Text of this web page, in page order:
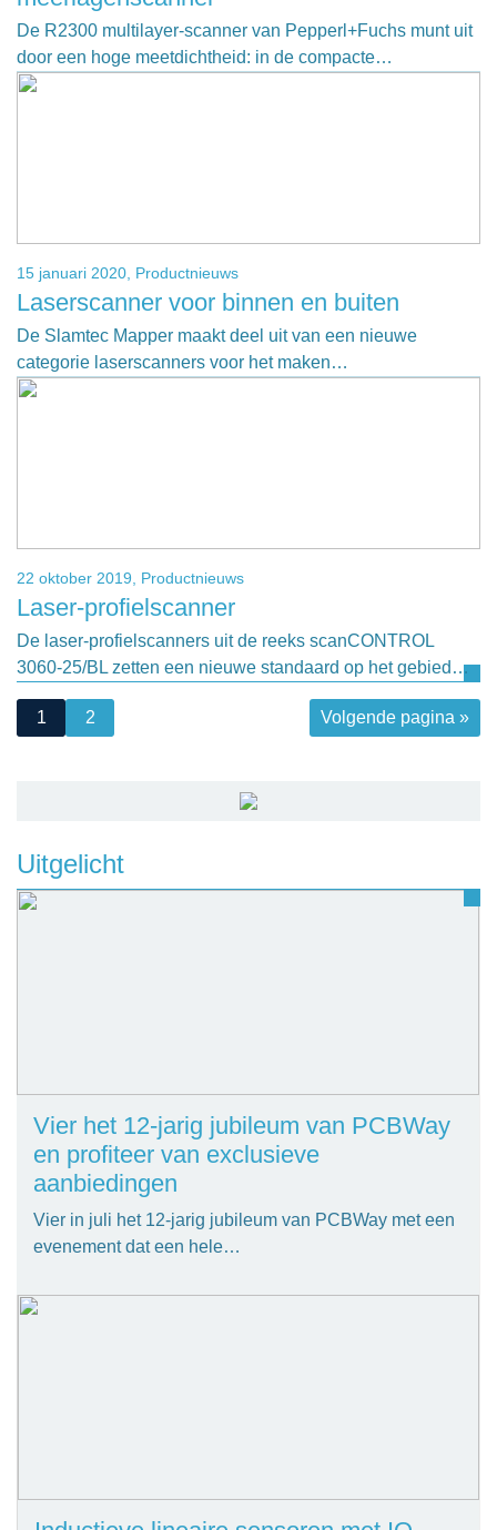
De R2300 multilayer-scanner van Pepperl+Fuchs munt uit
door een hoge meetdichtheid: in de compacte…
15 januari 2020, Productnieuws
Laserscanner voor binnen en buiten
De Slamtec Mapper maakt deel uit van een nieuwe
categorie laserscanners voor het maken…
22 oktober 2019, Productnieuws
Laser-profielscanner
De laser-profielscanners uit de reeks scanCONTROL
3060-25/BL zetten een nieuwe standaard op het gebied…
1 2 Volgende pagina »
Uitgelicht
Vier het 12-jarig jubileum van PCBWay
en profiteer van exclusieve
aanbiedingen
Vier in juli het 12-jarig jubileum van PCBWay met een
evenement dat een hele…